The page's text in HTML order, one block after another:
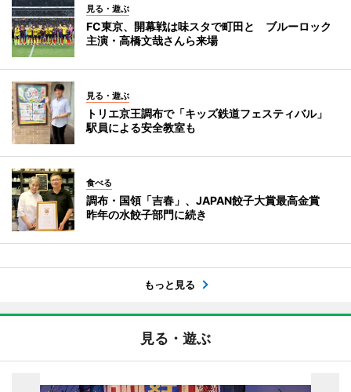
見る・遊ぶ
FC東京、開幕戦は味スタで町田と ブルーロック
主演・高橋文哉さんら来場
見る・遊ぶ
トリエ京王調布で「キッズ鉄道フェスティバル」
駅員による安全教室も
食べる
調布・国領「吉春」、JAPAN餃子大賞最高金賞
昨年の水餃子部門に続き
もっと見る
見る・遊ぶ